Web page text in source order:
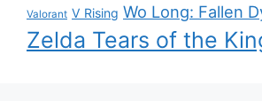
Valorant V Rising Wo Long: Fallen
Zelda Tears of the